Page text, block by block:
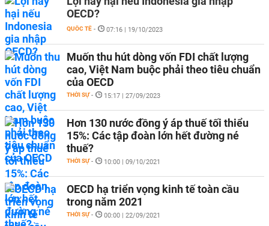
OECD?
QUỐC TẾ - 07:16 | 19/10/2023
Muốn thu hút dòng vốn FDI chất lượng
cao, Việt Nam buộc phải theo tiêu chuẩn
của OECD
THỜI SỰ - 15:17 | 27/09/2023
Hơn 130 nước đồng ý áp thuế tối thiểu
15%: Các tập đoàn lớn hết đường né
thuế?
THỜI SỰ - 10:00 | 09/10/2021
OECD hạ triển vọng kinh tế toàn cầu
trong năm 2021
THỜI SỰ - 00:00 | 22/09/2021